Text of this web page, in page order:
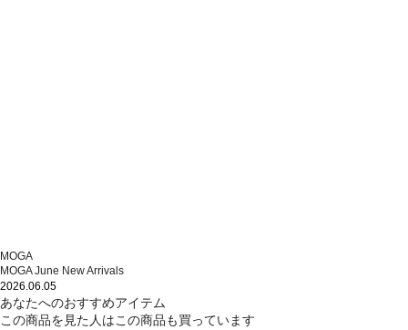
MOGA
MOGA June New Arrivals
2026.06.05
あなたへのおすすめアイテム
この商品を見た人はこの商品も買っています